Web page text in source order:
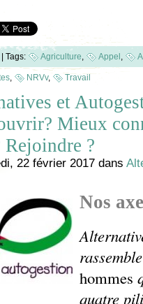
| Tags: Agriculture, Appel,
, NRVv, Travail
et
Mieux
Rejoindre ?
22 février 2017 dans
Nos
hommes
quatre